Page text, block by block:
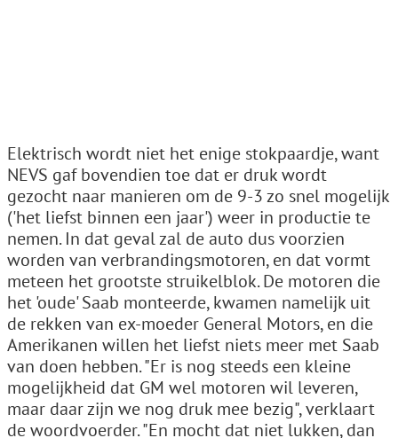
Elektrisch wordt niet het enige stokpaardje, want
NEVS gaf bovendien toe dat er druk wordt
gezocht naar manieren om de 9-3 zo snel mogelijk
('het liefst binnen een jaar') weer in productie te
nemen. In dat geval zal de auto dus voorzien
worden van verbrandingsmotoren, en dat vormt
meteen het grootste struikelblok. De motoren die
het 'oude' Saab monteerde, kwamen namelijk uit
de rekken van ex-moeder General Motors, en die
Amerikanen willen het liefst niets meer met Saab
van doen hebben. "Er is nog steeds een kleine
mogelijkheid dat GM wel motoren wil leveren,
maar daar zijn we nog druk mee bezig", verklaart
de woordvoerder. "En mocht dat niet lukken, dan